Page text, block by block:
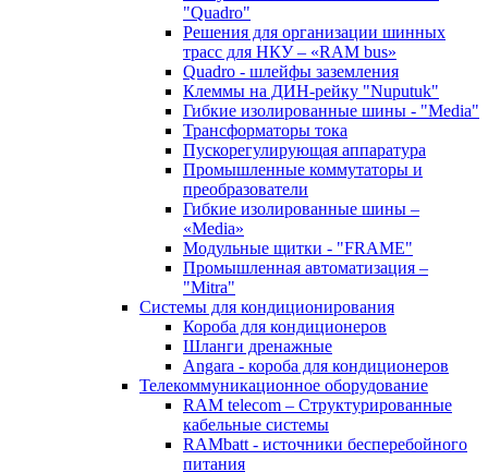
"Quadro"
Решения для организации шинных
трасс для НКУ – «RAM bus»
Quadro - шлейфы заземления
Клеммы на ДИН-рейку "Nuputuk"
Гибкие изолированные шины - "Media"
Трансформаторы тока
Пускорегулирующая аппаратура
Промышленные коммутаторы и
преобразователи
Гибкие изолированные шины –
«Media»
Модульные щитки - "FRAME"
Промышленная автоматизация –
"Mitra"
Системы для кондиционирования
Короба для кондиционеров
Шланги дренажные
Angara - короба для кондиционеров
Телекоммуникационное оборудование
RAM telecom – Структурированные
кабельные системы
RAMbatt - источники бесперебойного
питания